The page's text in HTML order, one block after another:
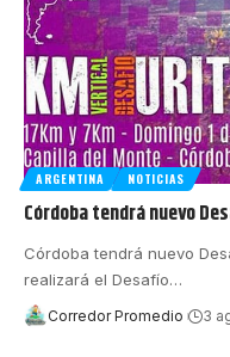
ARGENTINA NOTICIAS
Córdoba tendrá nuevo
Córdoba tendrá nuevo
realizará el Desafío…
Corredor Promedio 3